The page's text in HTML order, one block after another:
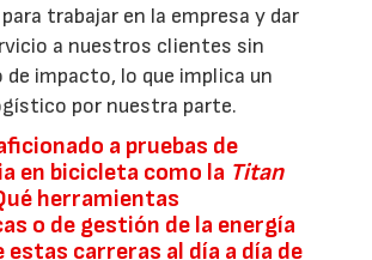
trabajar en la empresa y dar
a nuestros clientes sin
impacto, lo que implica un
por nuestra parte.
a pruebas de
en bicicleta como la Titan
herramientas
o de gestión de la energía
estas carreras al día a día de